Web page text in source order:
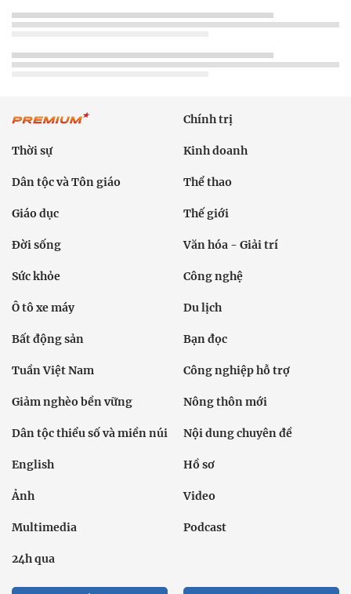
Chính trị
Thời sự Kinh doanh
Dân tộc và Tôn giáo Thể thao
Giáo dục Thế giới
Đời sống Văn hóa - Giải trí
Sức khỏe Công nghệ
Ô tô xe máy Du lịch
Bất động sản Bạn đọc
Tuần Việt Nam Công nghiệp hỗ trợ
Giảm nghèo bền vững Nông thôn mới
Dân tộc thiểu số và miền núi Nội dung chuyên đề
English Hồ sơ
Ảnh Video
Multimedia Podcast
24h qua